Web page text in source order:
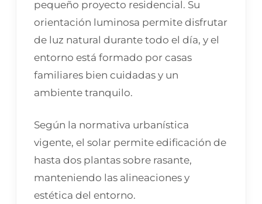
pequeño proyecto residencial. Su
orientación luminosa permite disfrutar
de luz natural durante todo el día, y el
entorno está formado por casas
familiares bien cuidadas y un
ambiente tranquilo.
Según la normativa urbanística
vigente, el solar permite edificación de
hasta dos plantas sobre rasante,
manteniendo las alineaciones y
estética del entorno.